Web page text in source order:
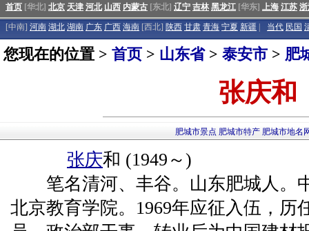
首页 [华北] 北京 天津 河北 山西 内蒙古 [东北] 辽宁 吉林 黑龙江 [华东] 上海 江苏
[中南] 河南 湖北 湖南 广东 广西 海南 [西北] 陕西 甘肃 青海 宁夏 新疆 当代 民国
您现在的位置 > 首页 > 山东省> 泰安市 > 肥
张庆和
肥城市景点 肥城市特产 肥城市地名
张庆和 (1949～)
笔名清河、丰谷。山东肥城人。
北京教育学院。1969年应征入伍，历